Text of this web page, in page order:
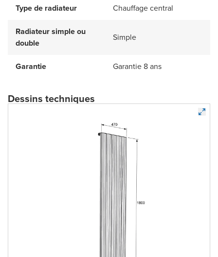
Type de radiateur Chauffage central
Radiateur simple ou
double
Simple
Garantie Garantie 8 ans
Dessins techniques